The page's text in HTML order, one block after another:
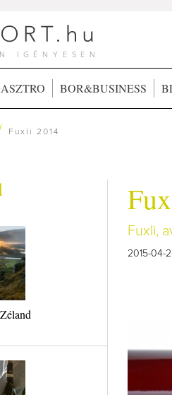
IGÉNYESEN
BOR&BUSINESS
Fuxli 2014
Fuxli,
2015-04-